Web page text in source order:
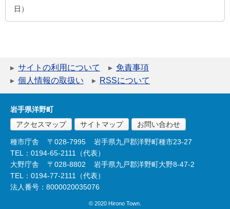
日
サイトの利用について
免責事項
個人情報の取扱い
RSSについて
岩手県洋野町
アクセスマップ
サイトマップ お問い合わせ
種市庁舎 〒028-7995
岩手県九戸郡洋野町種市23-27
TEL：0194-65-2111（代表）
大野庁舎
〒028-8802
岩手県九戸郡洋野町大野8-47-2
TEL：0194-77-2111（代表）
法人番号：8000020035076
© 2020 Hirono Town.